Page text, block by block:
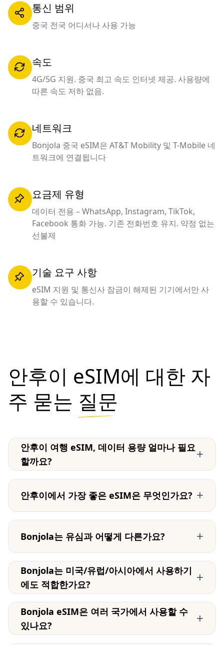
통신 범위
중국 전국 어디서나 사용 가능
속도
4G/5G 지원. 중국 최고 속도 인터넷 제공. 사용량에
따른 속도 저하 없음.
네트워크
Bonjola 중국 eSIM은 AT&T Mobility 및 T-Mobile 네
트워크에 연결됩니다
요금제 유형
데이터 전용 – WhatsApp, Instagram, TikTok,
Facebook 통화 가능. 기존 전화번호 유지. 약정 없는
선불제
기술 요구 사항
eSIM 지원 및 통신사 잠금이 해제된 기기에서만 사
용할 수 있습니다.
안후이 eSIM에 대한 자
주 묻는 질문
안후이 여행 eSIM, 데이터 용량 얼마나 필요
할까요?
+
안후이에서 가장 좋은 eSIM은 무엇인가요? +
Bonjola는 유심과 어떻게 다른가요? +
Bonjola는 미국/유럽/아시아에서 사용하기
에도 적합한가요?
+
Bonjola eSIM은 여러 국가에서 사용할 수
있나요?
+